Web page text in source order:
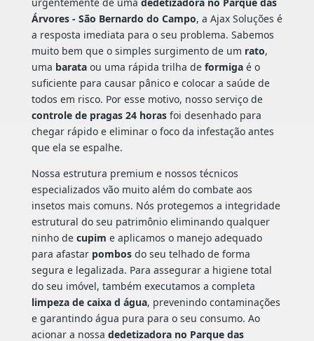
Árvores - São Bernardo do Campo, a Ajax Soluções é
a resposta imediata para o seu problema. Sabemos
muito bem que o simples surgimento de um rato,
uma barataou uma rápida trilha de formigaé o
suficiente para causar pânico e colocar a saúde de
todos em risco. Por esse motivo, nosso serviço de
controle de pragas 24 horasfoi desenhado para
chegar rápido e eliminar o foco da infestação antes
que ela se espalhe.
Nossa estrutura premium e nossos técnicos
especializados vão muito além do combate aos
insetos mais comuns. Nós protegemos a integridade
estrutural do seu patrimônio eliminando qualquer
ninho de cupim e aplicamos o manejo adequado
para afastar pombosdo seu telhado de forma
segura e legalizada. Para assegurar a higiene total
do seu imóvel, também executamos a completa
limpeza de caixa d água, prevenindo contaminações
e garantindo água pura para o seu consumo. Ao
acionar a nossa dedetizadora no Parque das